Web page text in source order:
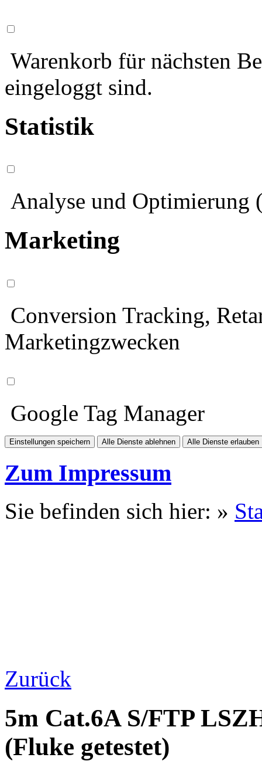
Warenkorb für nächsten
eingeloggt sind.
Statistik
Analyse und Optimierung
Marketing
Conversion Tracking,
Marketingzwecken
Google Tag Manager
Einstellungen speichern Alle Dienste ablehnen Alle Dienste erlauben
Zum Impressum
Sie befinden sich hier: »
Zurück
5m Cat.6A S/FTP
(Fluke getestet)